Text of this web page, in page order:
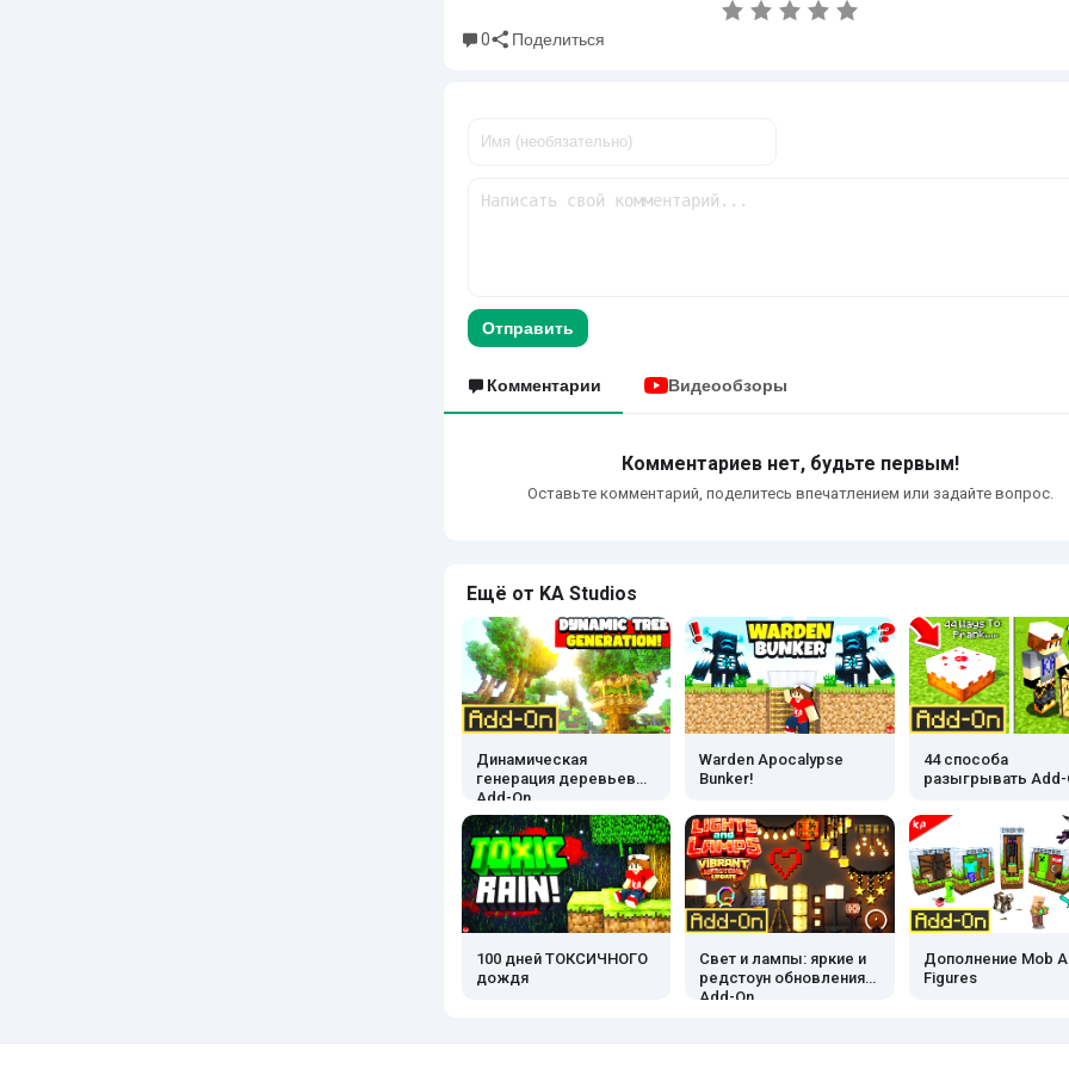
0 Поделиться
Отправить
Комментарии Видеообзоры
Комментариев нет, будьте первым!
Оставьте комментарий, поделитесь впечатлением или задайте вопрос.
Ещё от KA Studios
Динамическая
генерация деревьев
Add-On
Warden Apocalypse
Bunker!
44 способа
разыгрывать Add-
100 дней ТОКСИЧНОГО
дождя
Свет и лампы: яркие и
редстоун обновления
Add-On
Дополнение Mob
Figures